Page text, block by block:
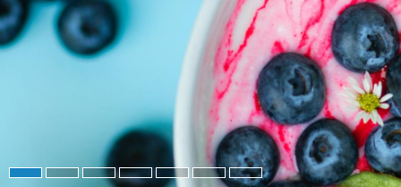
Für die großen und
kleinen Emotionen